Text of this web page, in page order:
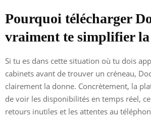
Pourquoi télécharger
vraiment te simplifier
Si tu es dans cette situation où tu dois
cabinets avant de trouver un créneau,
clairement la donne. Concrètement, la
de voir les disponibilités en temps réel,
retours inutiles et les attentes au